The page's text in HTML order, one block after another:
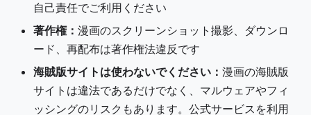
自己責任でご利用ください
著作権： 漫画のスクリーンショット撮影、ダウンロ
ード、再配布は著作権法違反です
海賊版サイトは使わないでください： 漫画の海賊版
サイトは違法であるだけでなく、マルウェアやフィ
ッシングのリスクもあります。公式サービスを利用